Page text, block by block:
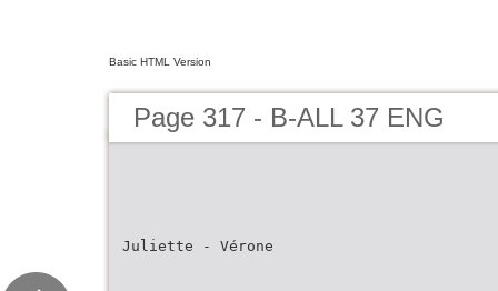
Basic HTML Version
Page 317 - B-ALL 37 ENG
Juliette - Vérone